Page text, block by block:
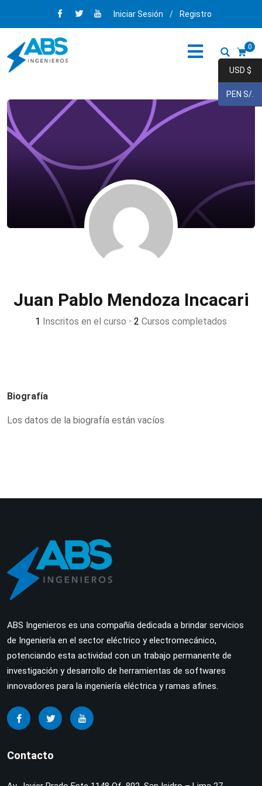
Iniciar Sesión / Registro
0
Juan Pablo Mendoza Incacari
1 Inscritos en el curso • 2 Cursos completados
Biografía
Los datos de la biografía están vacíos
ABS Ingenieros es una compañía dedicada a brindar servicios
de Ingeniería en el sector eléctrico y electromecánico,
potenciando esta actividad con un trabajo permanente de
investigación y desarrollo de herramientas de softwares
innovadores para la ingeniería eléctrica y ramas afines.
Contacto
USD $
PEN S/.